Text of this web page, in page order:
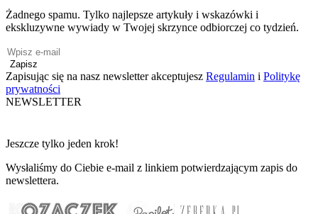
Żadnego spamu. Tylko najlepsze artykuły i wskazówki i
ekskluzywne wywiady w Twojej skrzynce odbiorczej co tydzień.
Zapisz
Zapisując się na nasz newsletter akceptujesz Regulamin i Politykę
prywatności
NEWSLETTER
Jeszcze tylko jeden krok!
Wysłaliśmy do Ciebie e-mail z linkiem potwierdzającym zapis do
newslettera.